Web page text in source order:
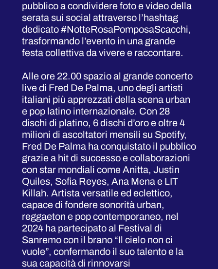
pubblico a condividere foto e video della
serata sui social attraverso l’hashtag
dedicato #NotteRosaPomposaScacchi,
trasformando l’evento in una grande
festa collettiva da vivere e raccontare.
Alle ore 22.00 spazio al grande concerto
live di Fred De Palma, uno degli artisti
italiani più apprezzati della scena urban
e pop latino internazionale. Con 28
dischi di platino, 6 dischi d’oro e oltre 4
milioni di ascoltatori mensili su Spotify,
Fred De Palma ha conquistato il pubblico
grazie a hit di successo e collaborazioni
con star mondiali come Anitta, Justin
Quiles, Sofia Reyes, Ana Mena e LIT
Killah. Artista versatile ed eclettico,
capace di fondere sonorità urban,
reggaeton e pop contemporaneo, nel
2024 ha partecipato al Festival di
Sanremo con il brano “Il cielo non ci
vuole”, confermando il suo talento e la
sua capacità di rinnovarsi